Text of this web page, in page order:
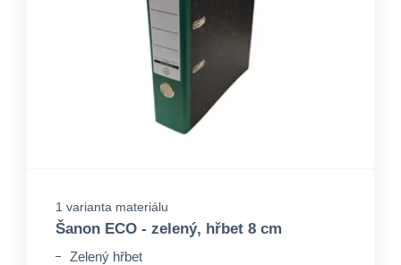
1 varianta materiálu
Šanon ECO - zelený, hřbet 8 cm
Zelený hřbet